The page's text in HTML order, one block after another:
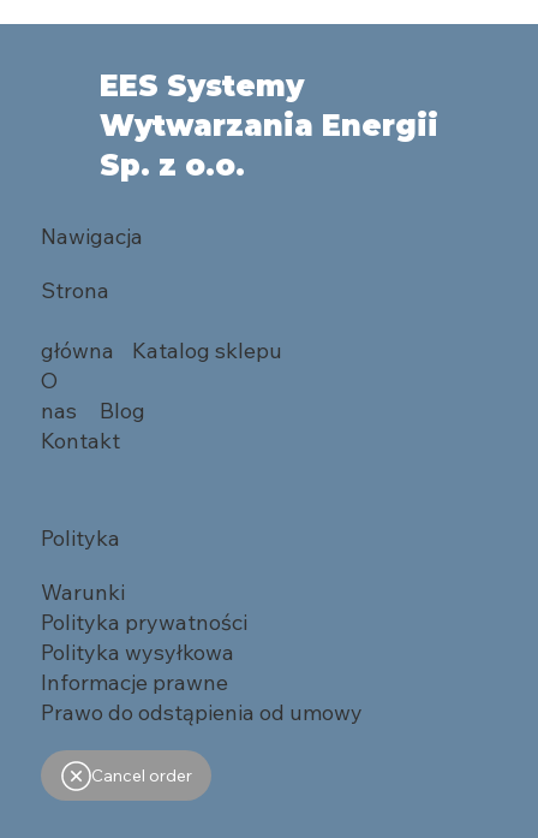
EES Systemy
Wytwarzania Energii
Sp. z o.o.
Nawigacja
Strona
główna
Katalog sklepu
O
nas
Blog
Kontakt
Polityka
Warunki
Polityka prywatności
Polityka wysyłkowa
Informacje prawne
Prawo do odstąpienia od umowy
Cancel order